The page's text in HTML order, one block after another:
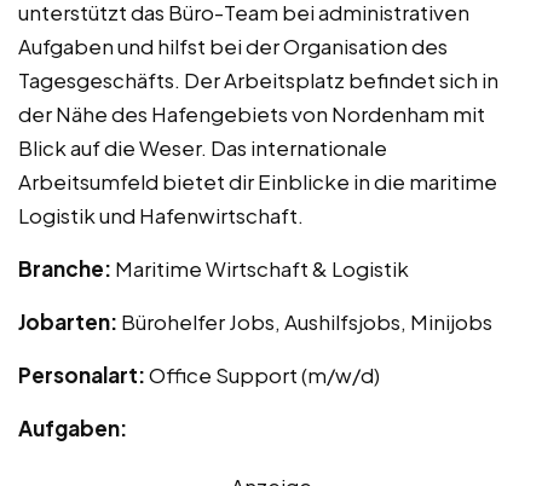
unterstützt das Büro-Team bei administrativen
Aufgaben und hilfst bei der Organisation des
Tagesgeschäfts. Der Arbeitsplatz befindet sich in
der Nähe des Hafengebiets von Nordenham mit
Blick auf die Weser. Das internationale
Arbeitsumfeld bietet dir Einblicke in die maritime
Logistik und Hafenwirtschaft.
Branche: Maritime Wirtschaft & Logistik
Jobarten: Bürohelfer Jobs, Aushilfsjobs, Minijobs
Personalart:Office Support (m/w/d)
Aufgaben: